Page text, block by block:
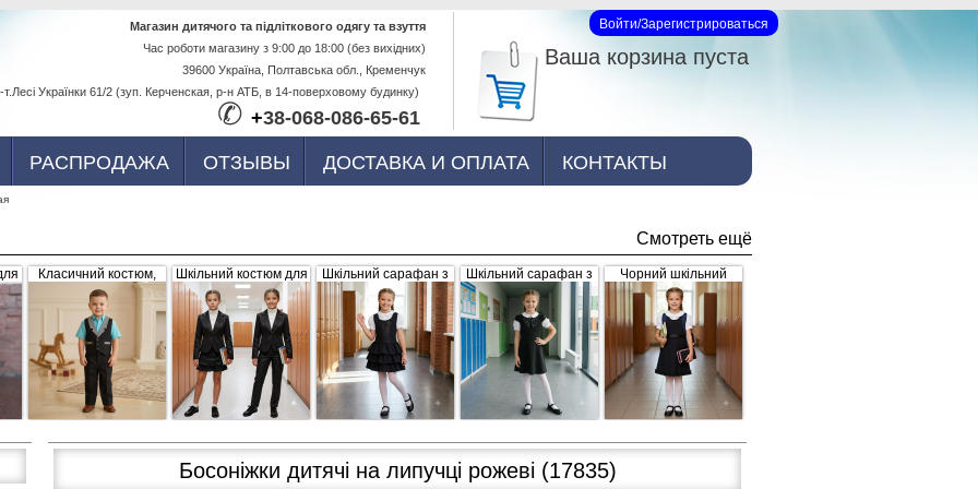
Перейти к
основному
содержанию
РАСПРОДАЖА ОТЗЫВЫ ДОСТАВКА И ОПЛАТА КОНТАКТЫ
Вход на сайт
Войти/Зарегистрироваться
Ваша корзина пуста
Магазин дитячого та підліткового одягу та взуття
Час роботи магазину з 9:00 до 18:00 (без вихідних)
39600 Україна, Полтавська обл., Кременчук
т.Лесі Українки 61/2 (зуп. Керченская, р-н АТБ, в 14-поверховому будинку)
✆ +38-068-086-65-61
Смотреть ещё
Класичний костюм,
чорний з сіро-білими
вставками (жилетка +
штани)
Шкільний костюм для
дівчинки, трійка
Шкільний сарафан з
рюшами, чорний
Шкільний сарафан з
брошкою, чорний
Чорний шкільний
сарафан для дівчинки
з рюшками внизу та
завищеним поясом
(арт.398)
Босоніжки дитячі на липучці рожеві(17835)